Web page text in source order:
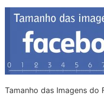
Tamanho das Imagens do